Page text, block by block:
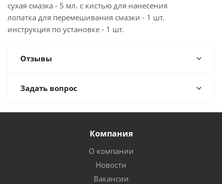
сухая смазка - 5 мл. с кистью для нанесения
лопатка для перемешивания смазки - 1 шт.
инструкция по установке - 1 шт.
Отзывы
Задать вопрос
Компания
О компании
Новости
Вакансии